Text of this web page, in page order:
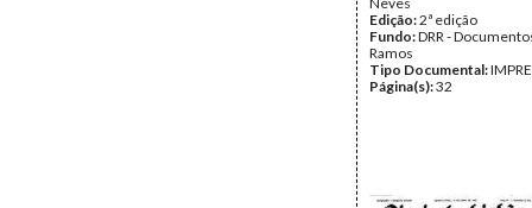
Edição:2ª edição
Fundo:DRR -
Ramos
Tipo Documental:
Página(s):32